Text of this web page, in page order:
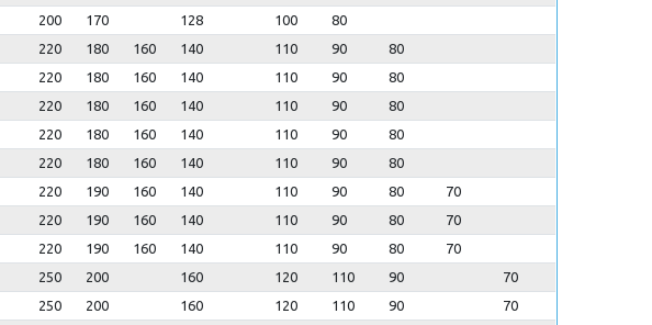
200 170 128 100
80
220 180 160 140 110 90
80
220 180 160 140 110 90
80
220 180 160 140 110 90
80
220 180 160 140 110 90
80
220 180 160 140 110 90
80
220 190 160 140 110 90 80
70
220 190 160 140 110 90 80
70
220 190 160 140 110 90 80
70
250 200 160 120 110 90
70
250 200 160 120 110 90
70